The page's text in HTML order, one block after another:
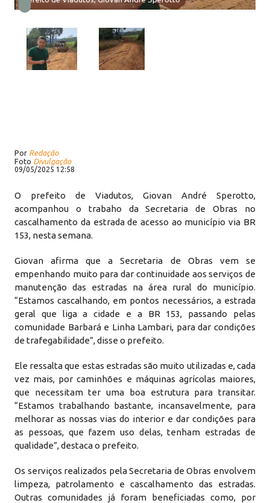
Por Redação
Foto Divulgação
09/05/2025 12:58
O prefeito de Viadutos, Giovan André Sperotto,
acompanhou o trabaho da Secretaria de Obras no
cascalhamento da estrada de acesso ao município via BR
153, nesta semana.
Giovan afirma que a Secretaria de Obras vem se
empenhando muito para dar continuidade aos serviços de
manutenção das estradas na área rural do município.
“Estamos cascalhando, em pontos necessários, a estrada
geral que liga a cidade e a BR 153, passando pelas
comunidade Barbará e Linha Lambari, para dar condições
de trafegabilidade”, disse o prefeito.
Ele ressalta que estas estradas são muito utilizadas e, cada
vez mais, por caminhões e máquinas agrícolas maiores,
que necessitam ter uma boa estrutura para transitar.
“Estamos trabalhando bastante, incansavelmente, para
melhorar as nossas vias do interior e dar condições para
as pessoas, que fazem uso delas, tenham estradas de
qualidade”, destaca o prefeito.
Os serviços realizados pela Secretaria de Obras envolvem
limpeza, patrolamento e cascalhamento das estradas.
Outras comunidades já foram beneficiadas como, por